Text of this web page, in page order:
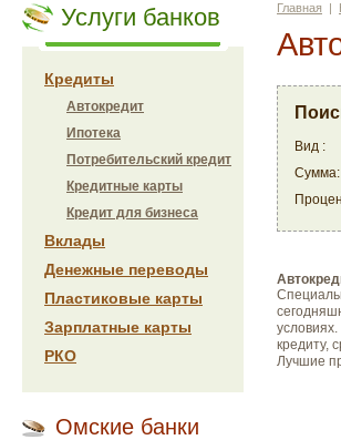
Услуги банков
Кредиты
Автокредит
Ипотека
Потребительский кредит
Кредитные карты
Кредит для бизнеса
Вклады
Денежные переводы
Пластиковые карты
Зарплатные карты
РКО
Омские банки
Главная |
Вид :
Сумма:
кредиту,
Лучшие